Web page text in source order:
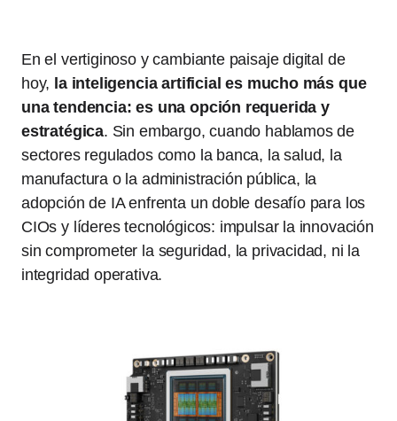
En el vertiginoso y cambiante paisaje digital de
hoy, la inteligencia artificial es mucho más que
una tendencia: es una opción requerida y
estratégica. Sin embargo, cuando hablamos de
sectores regulados como la banca, la salud, la
manufactura o la administración pública, la
adopción de IA enfrenta un doble desafío para los
CIOs y líderes tecnológicos: impulsar la innovación
sin comprometer la seguridad, la privacidad, ni la
integridad operativa.